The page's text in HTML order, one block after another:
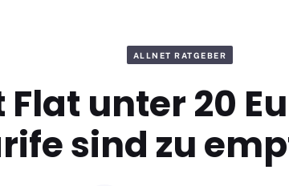
ALLNET RATGEBER
unter 20
sind zu